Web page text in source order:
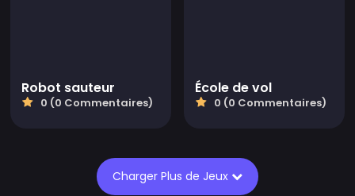
Robot sauteur
0 (0 Commentaires)
École de vol
0 (0 Commentaires)
Charger Plus de Jeux